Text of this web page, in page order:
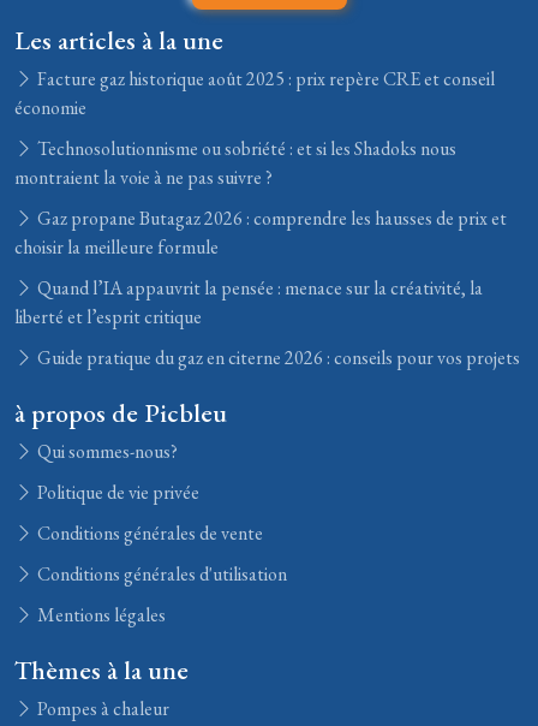
Les articles à la une
Facture gaz historique août 2025 : prix repère CRE et conseil
économie
Technosolutionnisme ou sobriété : et si les Shadoks nous
montraient la voie à ne pas suivre ?
Gaz propane Butagaz 2026 : comprendre les hausses de prix et
choisir la meilleure formule
Quand l’IA appauvrit la pensée : menace sur la créativité, la
liberté et l’esprit critique
Guide pratique du gaz en citerne 2026 : conseils pour vos projets
à propos de Picbleu
Qui sommes-nous?
Politique de vie privée
Conditions générales de vente
Conditions générales d'utilisation
Mentions légales
Thèmes à la une
Pompes à chaleur